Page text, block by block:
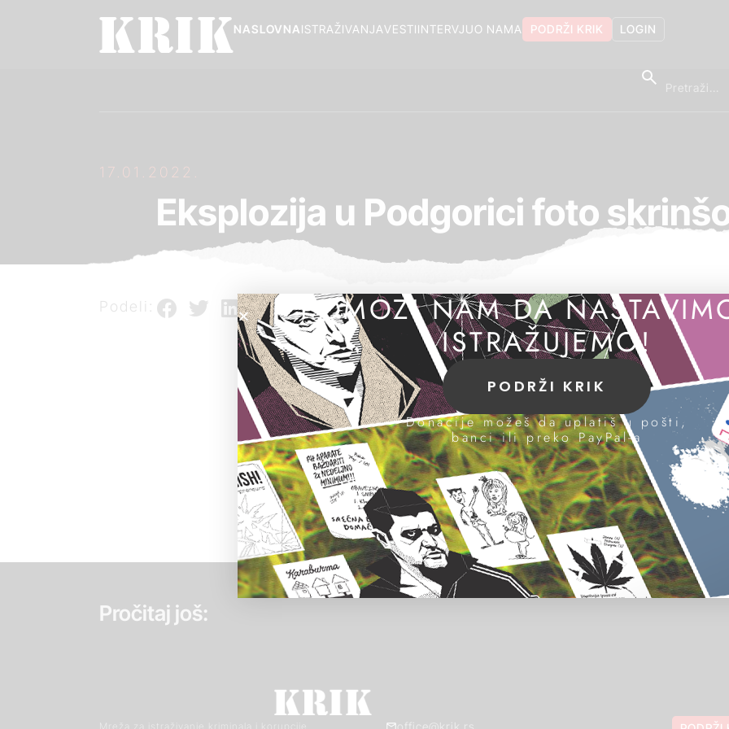
LOGIN
PODRŽI KRIK
O NAMA
INTERVJU
VESTI
ISTRAŽIVANJA
NASLOVNA
17.01.2022.
Eksplozija u Podgorici foto
Podeli:
Pročitaj još:
Mreža za istraživanje kriminala i korupcije office@krik.rs
POMOZI NAM DA
ISTRAŽUJEMO!
PODRŽI KRIK
Donacije možeš da uplatiš u pošti,
banci ili preko PayPal-a